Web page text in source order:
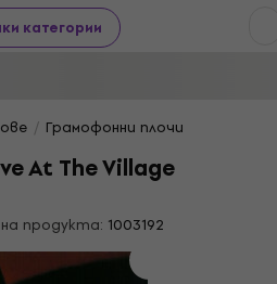
категории
Грамофонни плочи
At The Village
продукта: 1003192